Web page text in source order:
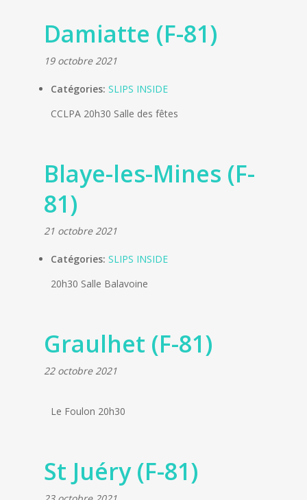
Damiatte (F-81)
19 octobre 2021
Catégories: SLIPS INSIDE
CCLPA 20h30 Salle des fêtes
Blaye-les-Mines (F-
81)
21 octobre 2021
Catégories: SLIPS INSIDE
20h30 Salle Balavoine
Graulhet (F-81)
22 octobre 2021
Le Foulon 20h30
St Juéry (F-81)